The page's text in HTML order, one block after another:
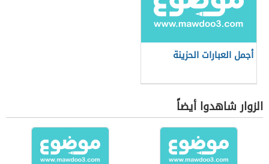
أجمل العبارات الحزينة
الزوار شاهدوا أيضاً